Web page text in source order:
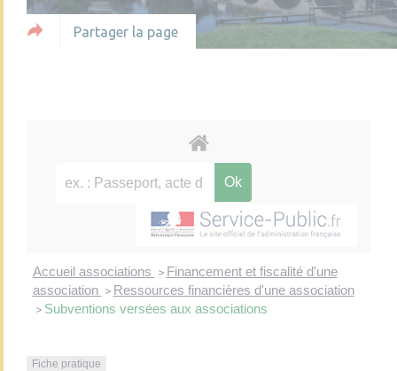
Partager la page
Accueil associations > Financement et fiscalité d'une
association > Ressources financières d'une association
> Subventions versées aux associations
Fiche pratique